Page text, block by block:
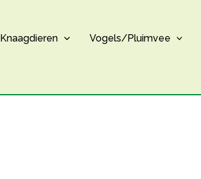
Knaagdieren Vogels/Pluimvee